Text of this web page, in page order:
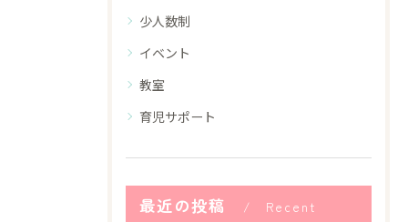
少人数制
イベント
教室
育児サポート
最近の投稿
Recent